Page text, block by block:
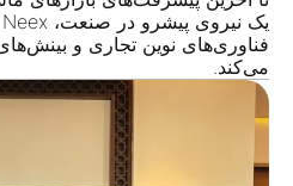
فناوری‌های نوین تجاری و بینش‌های
می‌کند.